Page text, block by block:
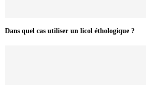
Dans quel cas utiliser un licol éthologique ?